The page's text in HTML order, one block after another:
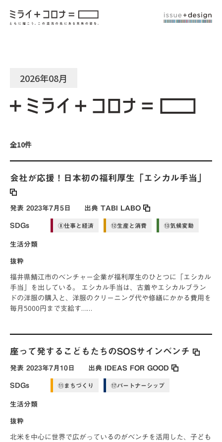
2026年08月
全10件
会社が応援！日本初の福利厚生「エシカル手当」
発表 2023年7月5日 出典TABI LABO
SDGs ⑧仕事と経済 ⑫生産と消費 ⑬気候変動
生活分類
抜粋
福井県鯖江市のベンチャー企業が福利厚生のひとつに「エシカル
手当」を出している。 エシカル手当は、古着やエシカルブラン
ドの洋服の購入と、洋服のクリーニング代や修繕にかかる費用を
毎月5000円まで支給す……
座って発するこどもたちのSOSサインベンチ
発表 2023年7月10日 出典 IDEAS FOR GOOD
SDGs ⑪まちづくり ⑰パートナーシップ
生活分類
抜粋
北米を中心に世界で広がっているのがベンチを活用した、子ども